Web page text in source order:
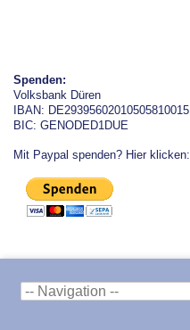
Spenden:
Volksbank Düren
IBAN: DE29395602010505810015
BIC: GENODED1DUE
Mit Paypal spenden? Hier klicken: